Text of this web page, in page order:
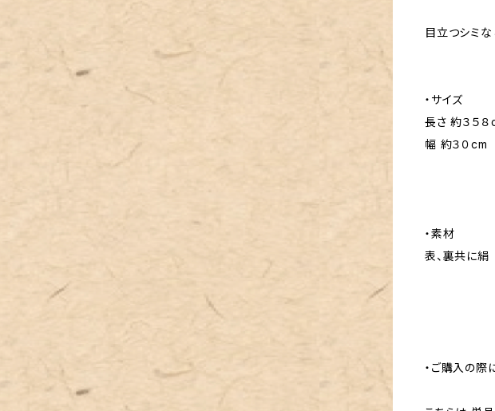
目立つシミ
・サイズ
長さ 約３５８
幅 約３０cm
・素材
表、裏共に絹
・ご購入の際